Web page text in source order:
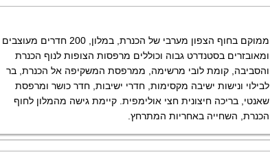
ממוקם בחוף הצפון מערבי של הכנרת, במלון, 200 חדרים מעוצבים
ומאובזרים בסטנדרט גבוה וכוללים מרפסות הצופות לנוף הכנרת
והסביבה, קומת לובי מרשימה, ממרפסת המשקיפה אל הכנרת, בר
לבילוי ונישות ישיבה מקסימות, חדרי ישיבות, חדר כושר ומרפסת
שאנטי, בריכה חיצונית חצי אולימפית. קיימת גישה מהמלון לחוף
הכנרת, השחייה באחריות המתרחץ.